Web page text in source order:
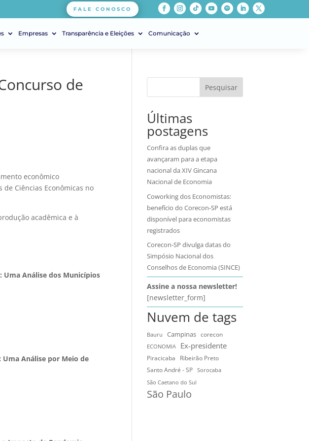
FALE CONOSCO
Empresas Transparência e Eleições Comunicação
de
econômico
Ciências Econômicas no
acadêmica e à
Uma Análise dos Municípios
Uma Análise por Meio de
Pesquisar
Últimas
postagens
Confira as duplas que
avançaram para a etapa
nacional da XIV Gincana
Nacional de Economia
Coworking dos Economistas:
benefício do Corecon-SP está
disponível para economistas
registrados
Corecon-SP divulga datas do
Simpósio Nacional dos
Conselhos de Economia (SINCE)
Assine a nossa newsletter!
[newsletter_form]
Nuvem de tags
Bauru Campinas
corecon
ECONOMIA
Ex-presidente
Piracicaba
Ribeirão Preto
Santo André - SP
Sorocaba
São Caetano do Sul
São Paulo